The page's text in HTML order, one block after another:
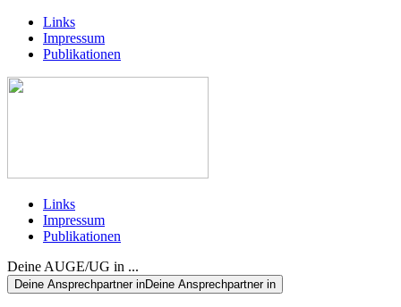
Links
Impressum
Publikationen
Links
Impressum
Publikationen
Deine AUGE/UG in ...
Deine Ansprechpartner inDeine Ansprechpartner in